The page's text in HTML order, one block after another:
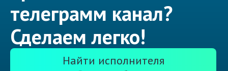
телеграмм канал?
Сделаем легко!
Найти исполнителя